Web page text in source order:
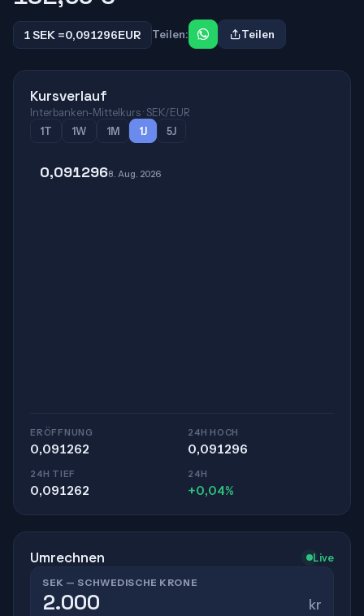
1 SEK =0,091296EUR Teilen: Teilen
Kursverlauf
Interbanken-Mittelkurs · SEK/EUR
1T
1W 1M 1J 5J
0,0912968. Aug. 2026
ERÖFFNUNG
0,091262
24H HOCH
0,091296
24H TIEF
0,091262
24H
+0,04%
Umrechnen Live
SEK — SCHWEDISCHE KRONE
kr